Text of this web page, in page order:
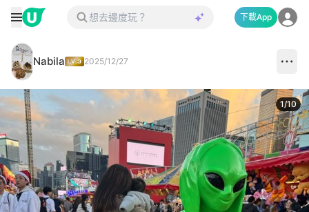
下載App
Nabila 2025/12/27
1/10